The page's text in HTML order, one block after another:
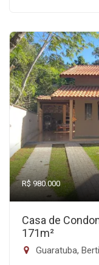
R$ 980.000
Casa de
171m²
Guaratuba,